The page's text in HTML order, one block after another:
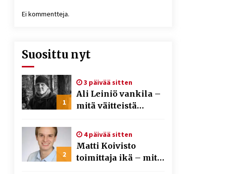
Ei kommentteja.
Suosittu nyt
1
3 päivää sitten
Ali Leiniö vankila –
mitä väitteistä
2
4 päivää sitten
Matti Koivisto
toimittaja ikä – mitä